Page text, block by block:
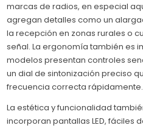
marcas de radios, en especial
agregan detalles como un
la recepción en zonas rurales o
señal. La ergonomía también es
modelos presentan controles
un dial de sintonización preciso
frecuencia correcta rápidamente.
La estética y funcionalidad
incorporan pantallas LED, fáciles